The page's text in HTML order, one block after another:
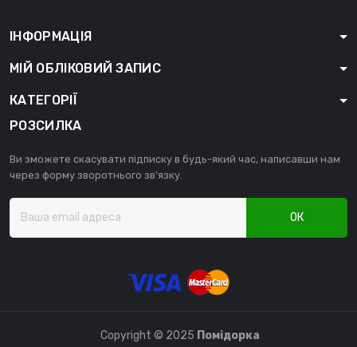
ІНФОРМАЦІЯ
МІЙ ОБЛІКОВИЙ ЗАПИС
КАТЕГОРІЇ
РОЗСИЛКА
Ви зможете скасувати підписку в будь-який час, написавши нам
через форму зворотнього зв'язку.
ОК
Copyright © 2025 Помідорка